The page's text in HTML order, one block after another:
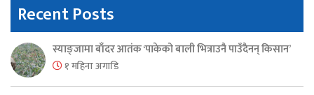
Recent Posts
स्याङ्जामा बाँदर आतंक ‘पाकेको बाली भित्राउनै पाउँदैनन् किसान’
१ महिना अगाडि